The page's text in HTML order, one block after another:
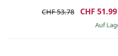
CHF 53.78 CHF 51.99
auf